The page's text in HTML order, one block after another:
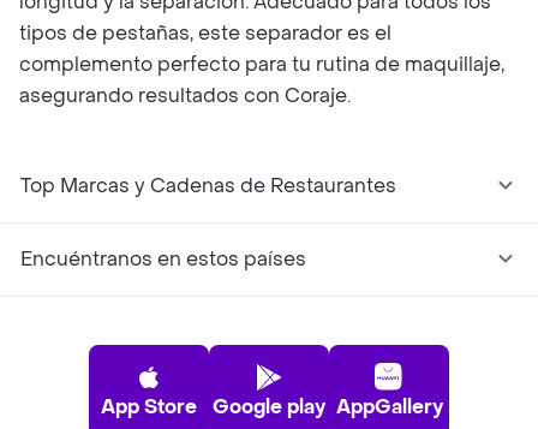
tipos de pestañas, este separador es el
complemento perfecto para tu rutina de maquillaje,
asegurando resultados con Coraje.
Top Marcas y Cadenas de Restaurantes
Encuéntranos en estos países
App Store Google play AppGallery